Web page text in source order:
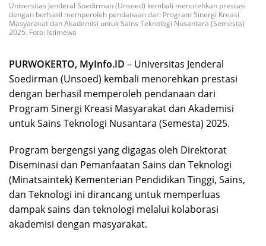
Universitas Jenderal Soedirman (Unsoed) kembali menorehkan prestasi
dengan berhasil memperoleh pendanaan dari Program Sinergi Kreasi
Masyarakat dan Akademisi untuk Sains Teknologi Nusantara (Semesta)
2025. Foto: Istimewa
PURWOKERTO, MyInfo.ID – Universitas Jenderal
Soedirman (Unsoed) kembali menorehkan prestasi
dengan berhasil memperoleh pendanaan dari
Program Sinergi Kreasi Masyarakat dan Akademisi
untuk Sains Teknologi Nusantara (Semesta) 2025.
Program bergengsi yang digagas oleh Direktorat
Diseminasi dan Pemanfaatan Sains dan Teknologi
(Minatsaintek) Kementerian Pendidikan Tinggi, Sains,
dan Teknologi ini dirancang untuk memperluas
dampak sains dan teknologi melalui kolaborasi
akademisi dengan masyarakat.